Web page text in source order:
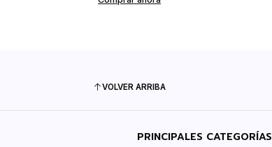
VOLVER ARRIBA
PRINCIPALES CATEGORÍAS